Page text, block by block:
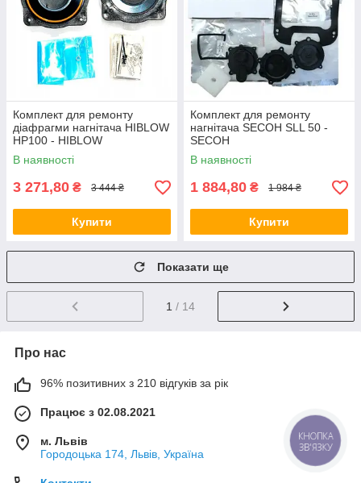
Комплект для ремонту
діафрагми нагнітача HIBLOW
HP100 - HIBLOW
В наявності
3 271,80 ₴ 3 444 ₴
Купити
Комплект для ремонту
нагнітача SECOH SLL 50 -
SECOH
В наявності
1 884,80 ₴ 1 984 ₴
Купити
Показати ще
1 / 14
Про нас
96% позитивних з 210 відгуків за рік
Працює з 02.08.2021
м. Львів
Городоцька 174, Львів, Україна
КНОПКА
ЗВ'ЯЗКУ